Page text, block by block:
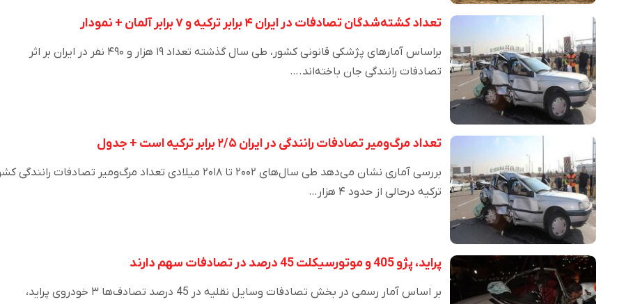
تعداد کشته‌شدگان تصادفات در ایران ۴ برابر ترکیه و ۷ برابر آلمان + نمودار
براساس آمارهای پژشکی قانونی کشور، طی سال گذشته تعداد ۱۹ هزار و ۴۹۰ نفر در ایران بر اثر
تصادفات رانندگی جان باخته‌اند.…
تعداد مرگ‌ومیر تصادفات رانندگی در ایران ۲/۵ برابر ترکیه است + جدول
بررسی آماری نشان می‌دهد طی سال‌های ۲۰۰۲ تا ۲۰۱۸ میلادی تعداد مرگ‌ومیر تصادفات رانندگی
ترکیه درحالی از حدود ۴ هزار…
پراید، پژو 405 و موتورسیکلت 45 درصد در تصادفات سهم دارند
بر اساس آمار رسمی در بخش تصادفات وسایل نقلیه در 45 درصد تصادف‌ها ۳ خودروی پراید،